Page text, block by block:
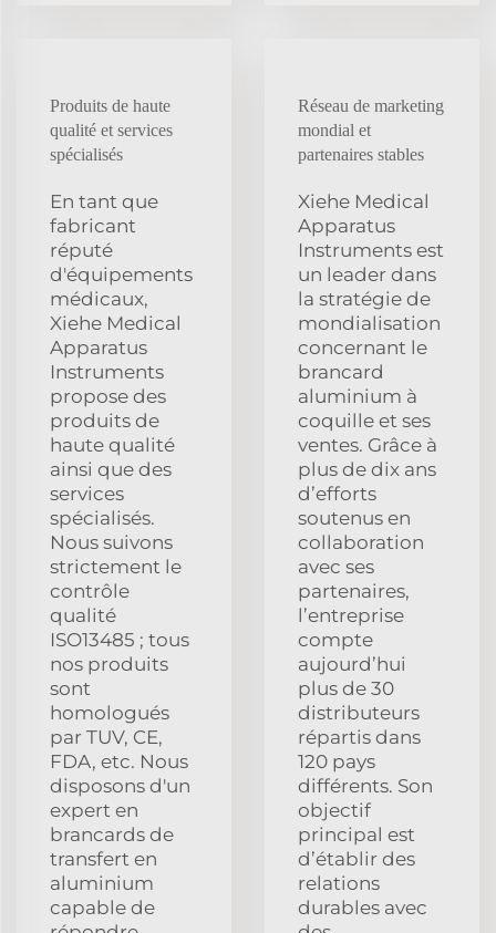
Produits de haute
qualité et services
spécialisés
En tant que
fabricant
réputé
d'équipements
médicaux,
Xiehe Medical
Apparatus
Instruments
propose des
produits de
haute qualité
ainsi que des
services
spécialisés.
Nous suivons
strictement le
contrôle
qualité
ISO13485 ; tous
nos produits
sont
homologués
par TUV, CE,
FDA, etc. Nous
disposons d'un
expert en
brancards de
transfert en
aluminium
capable de
Réseau de marketing
mondial et
partenaires stables
Xiehe Medical
Apparatus
Instruments est
un leader dans
la stratégie de
mondialisation
concernant le
brancard
aluminium à
coquille et ses
ventes. Grâce à
plus de dix ans
d’efforts
soutenus en
collaboration
avec ses
partenaires,
l’entreprise
compte
aujourd’hui
plus de 30
distributeurs
répartis dans
120 pays
différents. Son
objectif
principal est
d’établir des
relations
durables avec